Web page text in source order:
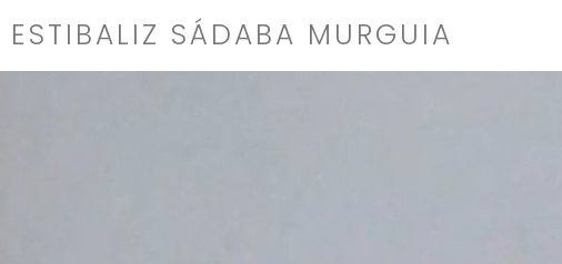
contenido
ESTIBALIZ SÁDABA MURGUIA